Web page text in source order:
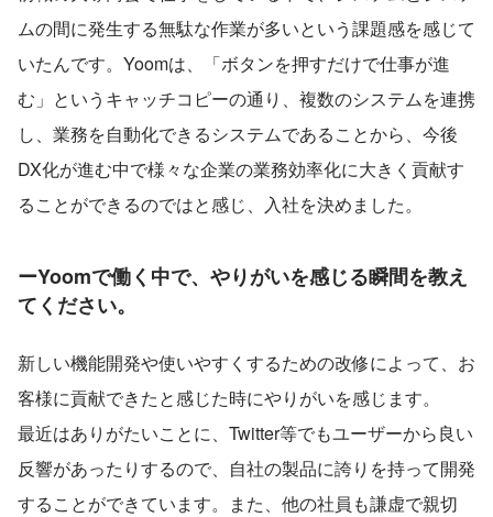
ムの間に発生する無駄な作業が多いという課題感を感じて
いたんです。Yoomは、「ボタンを押すだけで仕事が進
む」というキャッチコピーの通り、複数のシステムを連携
し、業務を自動化できるシステムであることから、今後
DX化が進む中で様々な企業の業務効率化に大きく貢献す
ることができるのではと感じ、入社を決めました。
ーYoomで働く中で、やりがいを感じる瞬間を教え
てください。
新しい機能開発や使いやすくするための改修によって、お
客様に貢献できたと感じた時にやりがいを感じます。
最近はありがたいことに、Twitter等でもユーザーから良い
反響があったりするので、自社の製品に誇りを持って開発
することができています。また、他の社員も謙虚で親切